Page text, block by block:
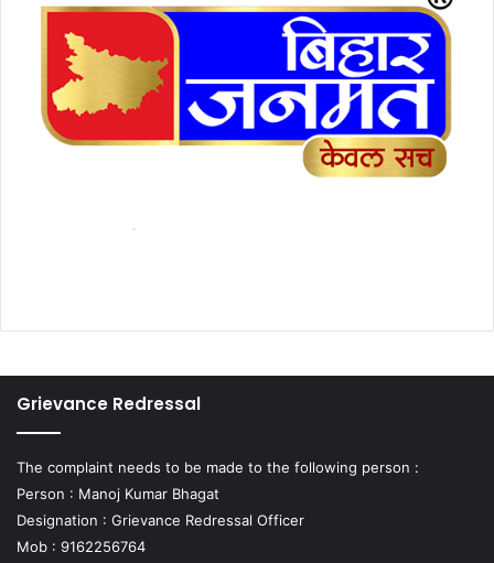
Grievance Redressal
The complaint needs to be made to the following person :
Person : Manoj Kumar Bhagat
Designation : Grievance Redressal Officer
Mob : 9162256764